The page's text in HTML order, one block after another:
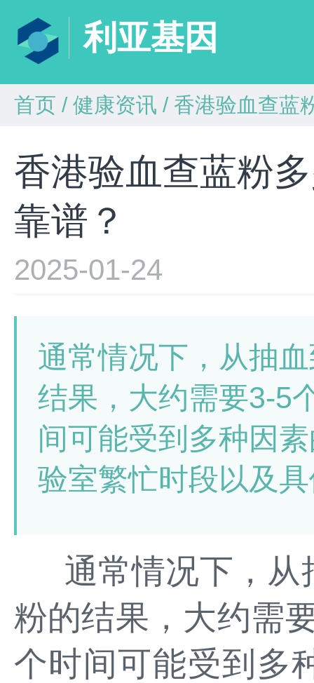
利亚基因
首页 / 健康资讯 / 香港验血查蓝
香港验血查蓝粉
靠谱？
2025-01-24
通常情况下，从抽
结果，大约需要3-5
间可能受到多种因
验室繁忙时段以及
通常情况下，
粉的结果，大约需
个时间可能受到多